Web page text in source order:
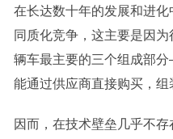
在长达数十年的发展和进
同质化竞争，这主要是因
辆车最主要的三个组成部
能通过供应商直接购买，组
因而，在技术壁垒几乎不